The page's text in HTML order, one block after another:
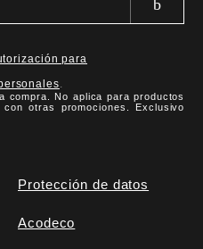
para
.
compra. No aplica para productos
otras promociones. Exclusivo
Protección de datos
Acodeco